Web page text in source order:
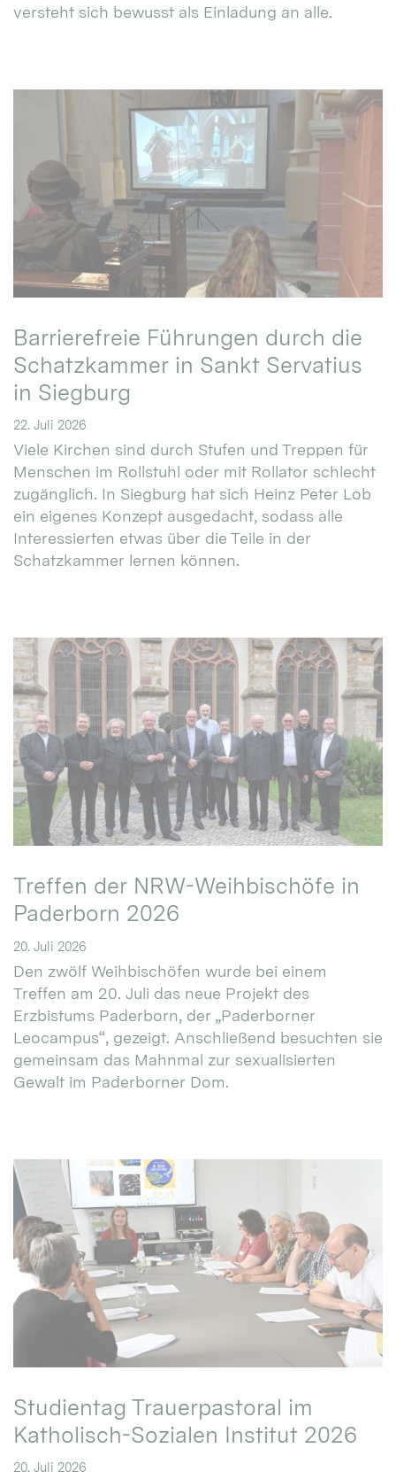
versteht sich bewusst als Einladung an alle.
Barrierefreie Führungen durch die
Schatzkammer in Sankt Servatius
in Siegburg
22. Juli 2026
Viele Kirchen sind durch Stufen und Treppen für
Menschen im Rollstuhl oder mit Rollator schlecht
zugänglich. In Siegburg hat sich Heinz Peter Lob
ein eigenes Konzept ausgedacht, sodass alle
Interessierten etwas über die Teile in der
Schatzkammer lernen können.
Treffen der NRW-Weihbischöfe in
Paderborn 2026
20. Juli 2026
Den zwölf Weihbischöfen wurde bei einem
Treffen am 20. Juli das neue Projekt des
Erzbistums Paderborn, der „Paderborner
Leocampus“, gezeigt. Anschließend besuchten sie
gemeinsam das Mahnmal zur sexualisierten
Gewalt im Paderborner Dom.
Studientag Trauerpastoral im
Katholisch-Sozialen Institut 2026
20. Juli 2026